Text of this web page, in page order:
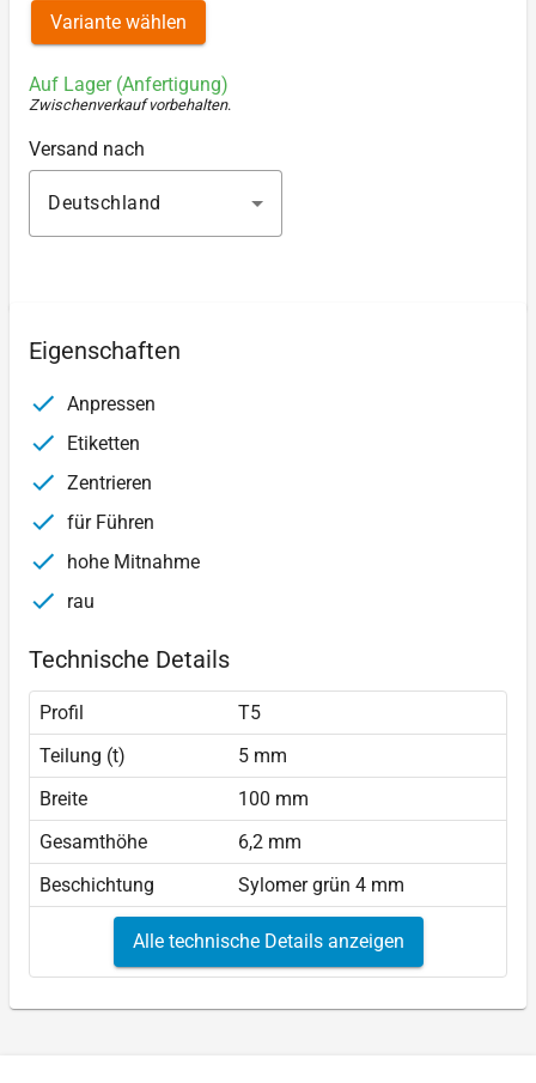
Variante wählen
Auf Lager (Anfertigung)
Zwischenverkauf vorbehalten.
Versand nach
Deutschland
Eigenschaften
Anpressen
Etiketten
Zentrieren
für Führen
hohe Mitnahme
rau
Technische Details
Profil
T5
Teilung (t)
5 mm
Breite
100 mm
Gesamthöhe
6,2 mm
Beschichtung
Sylomer grün 4 mm
Alle technische Details anzeigen